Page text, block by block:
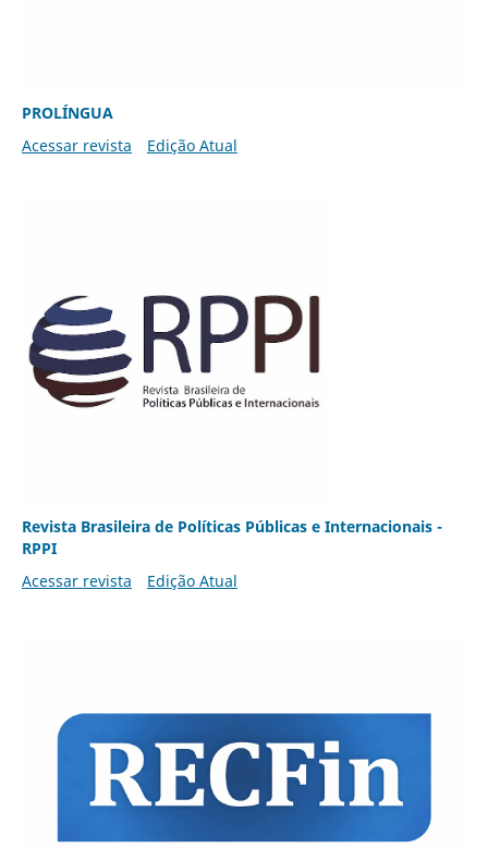
PROLÍNGUA
Acessar revista
Edição Atual
Revista Brasileira de Políticas Públicas e Internacionais -
RPPI
Acessar revista
Edição Atual